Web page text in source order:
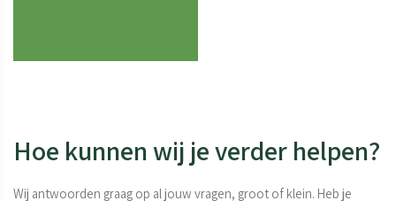
Hoe kunnen wij je verder helpen?
Wij antwoorden graag op al jouw vragen, groot of klein. Heb je